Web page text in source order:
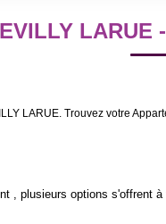
LARUE
LARUE. Trouvez votre
, plusieurs options s'offrent à